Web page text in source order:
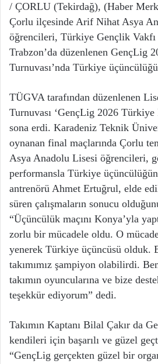
/ ÇORLU (Tekirdağ), (Haber
Çorlu ilçesinde Arif Nihat Asya
öğrencileri, Türkiye Gençlik
Trabzon’da düzenlenen GençLig
Turnuvası’nda Türkiye
TÜGVA tarafından düzenlenen
Turnuvası ‘GençLig 2026 Türkiye
sona erdi. Karadeniz Teknik
oynanan final maçlarında Çorlu
Asya Anadolu Lisesi öğrencileri,
performansla Türkiye
antrenörü Ahmet Ertuğrul, elde
süren çalışmaların sonucu
“Üçüncülük maçını Konya’yla
zorlu bir mücadele oldu. O
yenerek Türkiye üçüncüsü olduk.
takımımız şampiyon olabilirdi.
takımın oyuncularına ve bize
teşekkür ediyorum” dedi.
Takımın Kaptanı Bilal Çakır da
kendileri için başarılı ve güzel
“GençLig gerçekten güzel bir